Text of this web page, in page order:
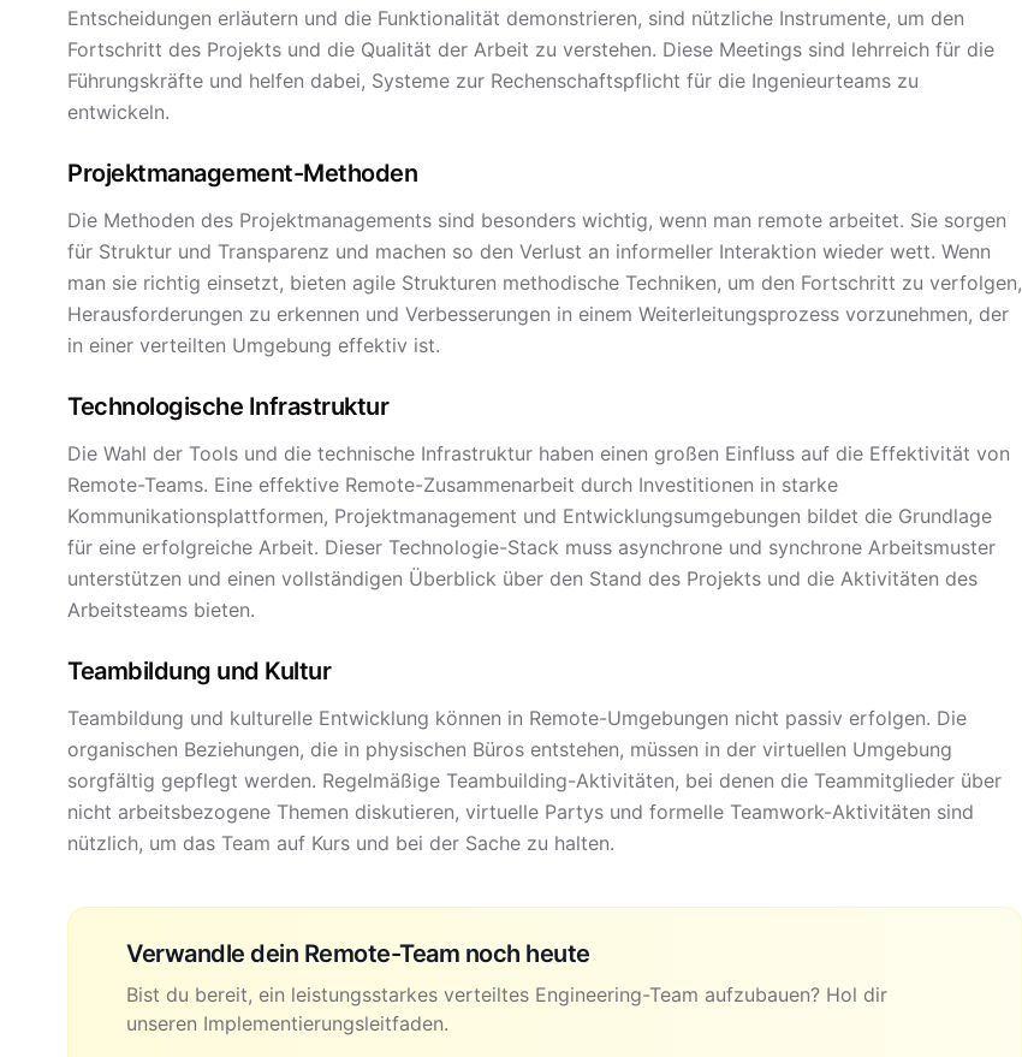
Entscheidungen erläutern und die Funktionalität demonstrieren, sind nützliche Instrumente, um den
Fortschritt des Projekts und die Qualität der Arbeit zu verstehen. Diese Meetings sind lehrreich für die
Führungskräfte und helfen dabei, Systeme zur Rechenschaftspflicht für die Ingenieurteams zu
entwickeln.
Projektmanagement-Methoden
Die Methoden des Projektmanagements sind besonders wichtig, wenn man remote arbeitet. Sie sorgen
für Struktur und Transparenz und machen so den Verlust an informeller Interaktion wieder wett. Wenn
man sie richtig einsetzt, bieten agile Strukturen methodische Techniken, um den Fortschritt zu verfolgen,
Herausforderungen zu erkennen und Verbesserungen in einem Weiterleitungsprozess vorzunehmen, der
in einer verteilten Umgebung effektiv ist.
Technologische Infrastruktur
Die Wahl der Tools und die technische Infrastruktur haben einen großen Einfluss auf die Effektivität von
Remote-Teams. Eine effektive Remote-Zusammenarbeit durch Investitionen in starke
Kommunikationsplattformen, Projektmanagement und Entwicklungsumgebungen bildet die Grundlage
für eine erfolgreiche Arbeit. Dieser Technologie-Stack muss asynchrone und synchrone Arbeitsmuster
unterstützen und einen vollständigen Überblick über den Stand des Projekts und die Aktivitäten des
Arbeitsteams bieten.
Teambildung und Kultur
Teambildung und kulturelle Entwicklung können in Remote-Umgebungen nicht passiv erfolgen. Die
organischen Beziehungen, die in physischen Büros entstehen, müssen in der virtuellen Umgebung
sorgfältig gepflegt werden. Regelmäßige Teambuilding-Aktivitäten, bei denen die Teammitglieder über
nicht arbeitsbezogene Themen diskutieren, virtuelle Partys und formelle Teamwork-Aktivitäten sind
nützlich, um das Team auf Kurs und bei der Sache zu halten.
Verwandle dein Remote-Team noch heute
Bist du bereit, ein leistungsstarkes verteiltes Engineering-Team aufzubauen? Hol dir
unseren Implementierungsleitfaden.